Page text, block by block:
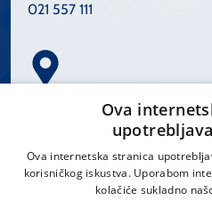
021 557 111
Spinčićeva 1, 21000 Split
Ova
Ova internetska stranica
korisničkog iskustva. Uporabom
kolačiće sukladno